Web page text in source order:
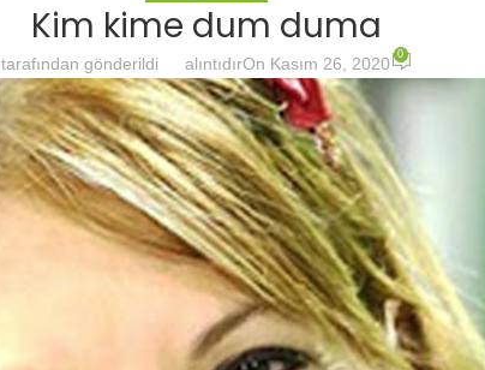
Kim kime dum duma
tarafından gönderildi alıntıdırOn Kasım 26, 2020 0